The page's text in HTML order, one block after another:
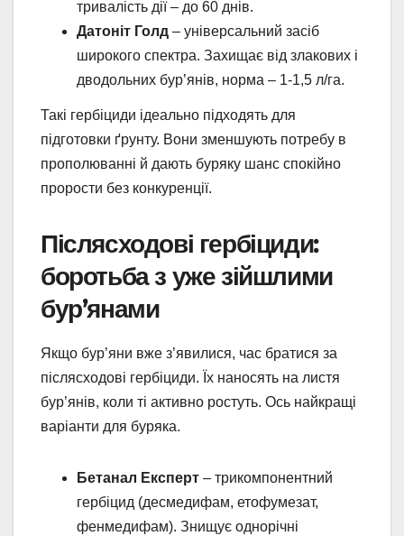
тривалість дії – до 60 днів.
Датоніт Голд – універсальний засіб
широкого спектра. Захищає від злакових і
дводольних бур’янів, норма – 1-1,5 л/га.
Такі гербіциди ідеально підходять для
підготовки ґрунту. Вони зменшують потребу в
прополюванні й дають буряку шанс спокійно
прорости без конкуренції.
Післясходові гербіциди:
боротьба з уже зійшлими
бур’янами
Якщо бур’яни вже з’явилися, час братися за
післясходові гербіциди. Їх наносять на листя
бур’янів, коли ті активно ростуть. Ось найкращі
варіанти для буряка.
Бетанал Експерт – трикомпонентний
гербіцид (десмедифам, етофумезат,
фенмедифам). Знищує однорічні